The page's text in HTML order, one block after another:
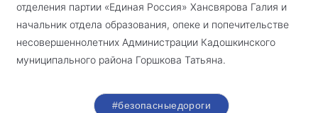
отделения партии «Единая Россия» Хансвярова Галия и
начальник отдела образования, опеке и попечительстве
несовершеннолетних Администрации Кадошкинского
муниципального района Горшкова Татьяна.
#безопасныедороги